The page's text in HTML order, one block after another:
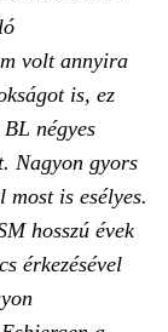
volt annyira
is, ez
négyes
Nagyon gyors
is esélyes.
hosszú évek
érkezésével